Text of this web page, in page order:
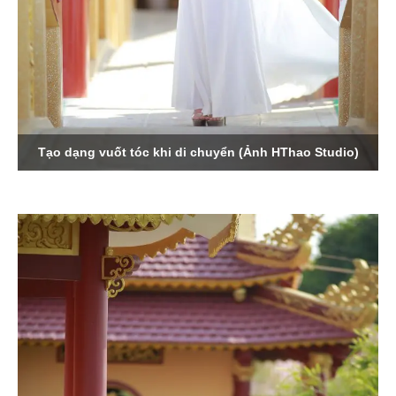
Tạo dạng vuốt tóc khi di chuyển (Ảnh HThao Studio)